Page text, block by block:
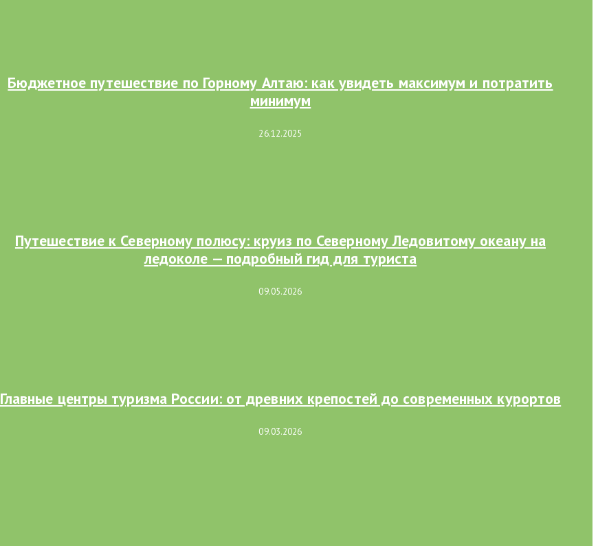
Бюджетное путешествие по Горному Алтаю: как увидеть максимум и потратить
минимум
26.12.2025
Путешествие к Северному полюсу: круиз по Северному Ледовитому океану на
ледоколе — подробный гид для туриста
09.05.2026
Главные центры туризма России: от древних крепостей до современных курортов
09.03.2026